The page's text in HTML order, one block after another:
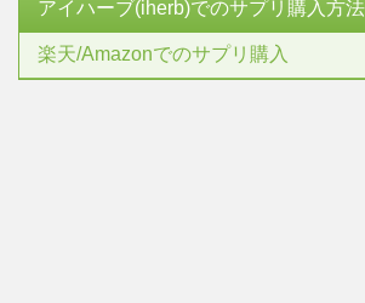
アイハーブ(iherb)でのサプリ購入方法
楽天/Amazonでのサプリ購入